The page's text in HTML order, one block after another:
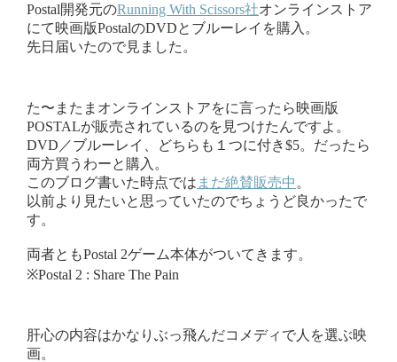
Postal開発元のRunning With Scissors社オンラインストア
にて映画版PostalのDVDとブルーレイを購入。
先日届いたので見ました。
た〜またまオンラインストアをに言ったら映画版
POSTALが販売されているのを見つけたんですよ。
DVD／ブルーレイ、どちらも１つに付き$5。だったら
両方買うわーと購入。
このブログ書いた時点では まだ絶賛販売中 。
以前より見たいと思っていたのでちょうど良かったで
す。
両者ともPostal 2ゲーム本体がついてきます。
※Postal 2 : Share The Pain
肝心の内容はかなりぶっ飛んだコメディで人を選ぶ映
画。